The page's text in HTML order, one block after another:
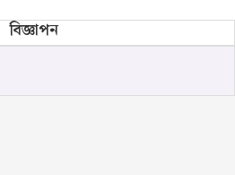
বিজ্ঞাপন